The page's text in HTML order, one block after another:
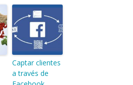
Captar clientes
a través de